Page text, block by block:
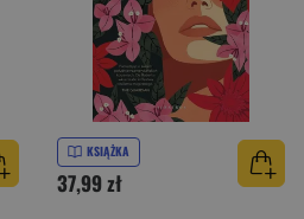
KSIĄŻKA
37,99 zł